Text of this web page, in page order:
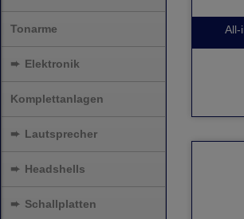
Tonarme
➨ Elektronik
Komplettanlagen
➨ Lautsprecher
➨ Headshells
➨ Schallplatten
All-